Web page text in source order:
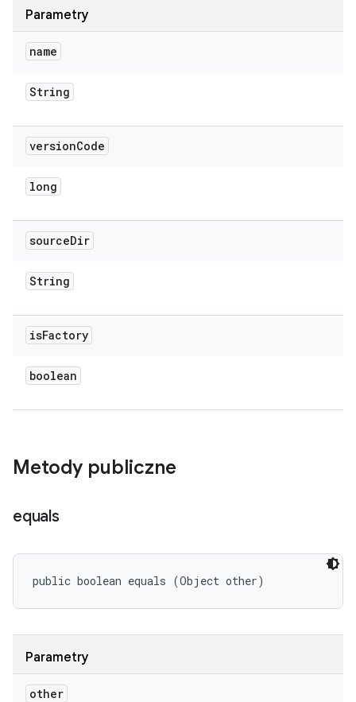
Parametry
name
String
versionCode
long
sourceDir
String
isFactory
boolean
Metody publiczne
equals
public boolean equals (Object other)
Parametry
other